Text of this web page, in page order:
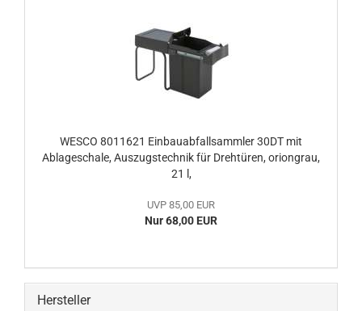
WESCO 8011621 Einbauabfallsammler 30DT mit
Ablageschale, Auszugstechnik für Drehtüren, oriongrau,
21 l,
UVP 85,00 EUR
Nur 68,00 EUR
Hersteller